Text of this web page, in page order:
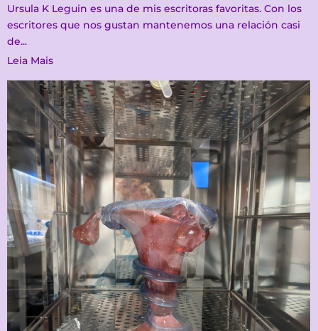
Ursula K Leguin es una de mis escritoras favoritas. Con los
escritores que nos gustan mantenemos una relación casi
de...
Leia Mais